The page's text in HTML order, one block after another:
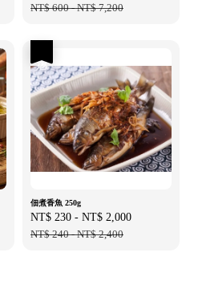
price
NT$ 600-NT$ 7,200
佃煮香魚 250g
Sale
price
NT$ 230 - NT$ 2,000
NT$ 240-NT$ 2,400